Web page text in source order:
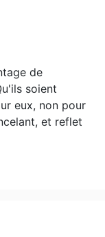
de
soient
eux, non pour
et reflet